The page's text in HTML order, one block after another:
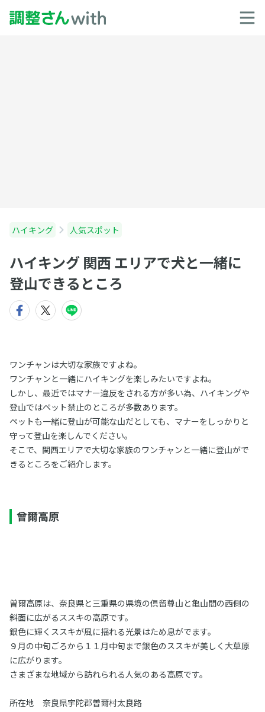
ハイキング 人気スポット
ハイキング 関西 エリアで犬と一緒に
登山できるところ
ワンチャンは大切な家族ですよね。
ワンチャンと一緒にハイキングを楽しみたいですよね。
しかし、最近ではマナー違反をされる方が多い為、ハイキングや
登山ではペット禁止のところが多数あります。
ペットも一緒に登山が可能な山だとしても、マナーをしっかりと
守って登山を楽しんでください。
そこで、関西エリアで大切な家族のワンチャンと一緒に登山がで
きるところをご紹介します。
曾爾高原
曽爾高原は、奈良県と三重県の県境の倶留尊山と亀山間の西側の
斜面に広がるススキの高原です。
銀色に輝くススキが風に揺れる光景はため息がでます。
９月の中旬ごろから１１月中旬まで銀色のススキが美しく大草原
に広がります。
さまざまな地域から訪れられる人気のある高原です。
所在地 奈良県宇陀郡曽爾村太良路